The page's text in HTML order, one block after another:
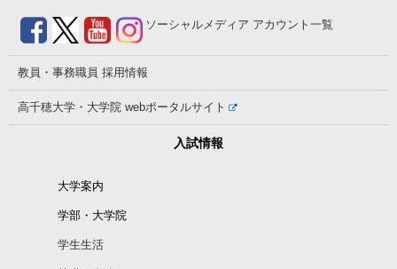
ソーシャルメディア アカウント一覧
教員・事務職員 採用情報
高千穂大学・大学院 webポータルサイト
入試情報
大学案内
学部・大学院
学生生活